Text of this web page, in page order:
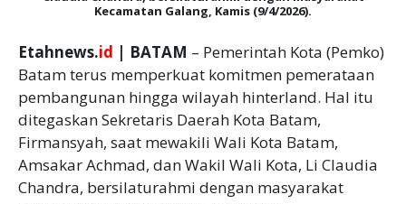
Kecamatan Galang, Kamis (9/4/2026).
Etahnews.id | BATAM – Pemerintah Kota (Pemko)
Batam terus memperkuat komitmen pemerataan
pembangunan hingga wilayah hinterland. Hal itu
ditegaskan Sekretaris Daerah Kota Batam,
Firmansyah, saat mewakili Wali Kota Batam,
Amsakar Achmad, dan Wakil Wali Kota, Li Claudia
Chandra, bersilaturahmi dengan masyarakat